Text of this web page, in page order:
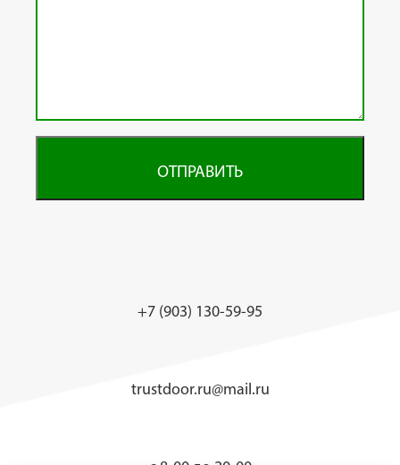
ОТПРАВИТЬ
+7 (903) 130-59-95
trustdoor.ru@mail.ru